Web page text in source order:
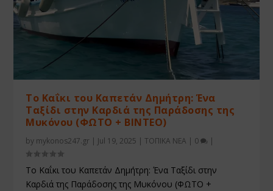
Το Καΐκι του Καπετάν Δημήτρη: Ένα
Ταξίδι στην Καρδιά της Παράδοσης της
Μυκόνου (ΦΩΤΟ + ΒΙΝΤΕΟ)
by mykonos247.gr | Jul 19, 2025 |ΤΟΠΙΚΑ ΝΕΑ | 0 |
Το Καΐκι του Καπετάν Δημήτρη: Ένα Ταξίδι στην
Καρδιά της Παράδοσης της Μυκόνου (ΦΩΤΟ +